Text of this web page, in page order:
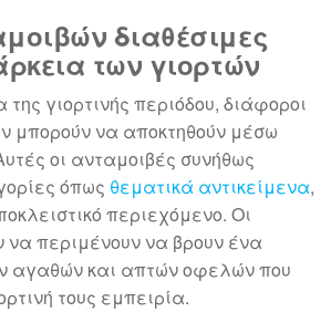
διαθέσιμες
των γιορτών
γιορτινής περιόδου, διάφοροι
μπορούν να αποκτηθούν μέσω
οι ανταμοιβές συνήθως
όπως θεματικά αντικείμενα,
περιεχόμενο. Οι
να περιμένουν να βρουν ένα
αγαθών και απτών οφελών που
τους εμπειρία.